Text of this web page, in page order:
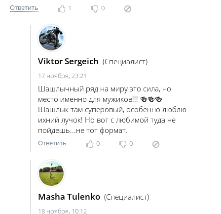
Ответить 1 0
Viktor Sergeich (Специалист)
17 ноября, 23:21
Шашлычный ряд на миру это сила, но
место именно для мужиков!!! 🍻🍻🍻
Шашлык там суперовый, особенно люблю
ихний лучок! Но вот с любимой туда не
пойдешь...не тот формат.
Ответить 0 0
Masha Tulenko (Специалист)
18 ноября, 10:12